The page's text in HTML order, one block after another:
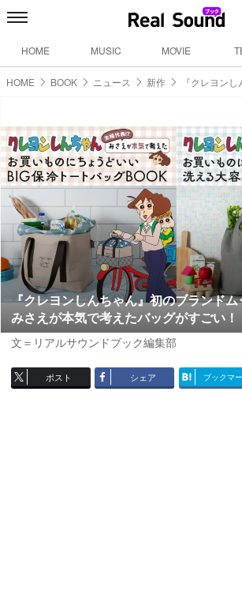
HOME MUSIC MOVIE
HOME BOOK ニュース 新作 『クレヨン
『クレヨンしんちゃん』初のブランド
みさえが本気で考えたバッグがすごい！
文＝リアルサウンドブック編集部
ポスト シェア ブックマ